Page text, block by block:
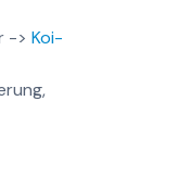
-> Koi-